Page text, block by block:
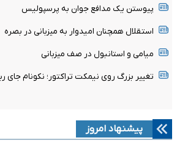
پیوستن یک مدافع جوان به پرسپولیس
استقلال همچنان امیدوار به میزبانی در بصره
میامی و استانبول در صف میزبانی
تغییر بزرگ روی نیمکت تراکتور؛ نکونام جای
پیشنهاد امروز